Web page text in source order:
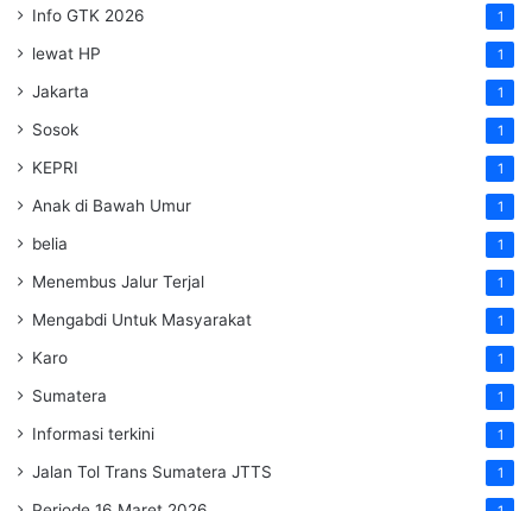
Info GTK 2026 1
lewat HP 1
Jakarta 1
Sosok 1
KEPRI 1
Anak di Bawah Umur 1
belia 1
Menembus Jalur Terjal 1
Mengabdi Untuk Masyarakat 1
Karo 1
Sumatera 1
Informasi terkini 1
Jalan Tol Trans Sumatera JTTS 1